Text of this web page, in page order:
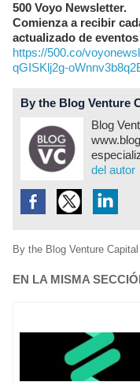
500 Voyo Newsletter.
Comienza a recibir
actualizado de
https://500.co/
qGISKlj2g-
By the Blog Venture
Blog
del autor
By the Blog Venture Capital
EN LA MISMA